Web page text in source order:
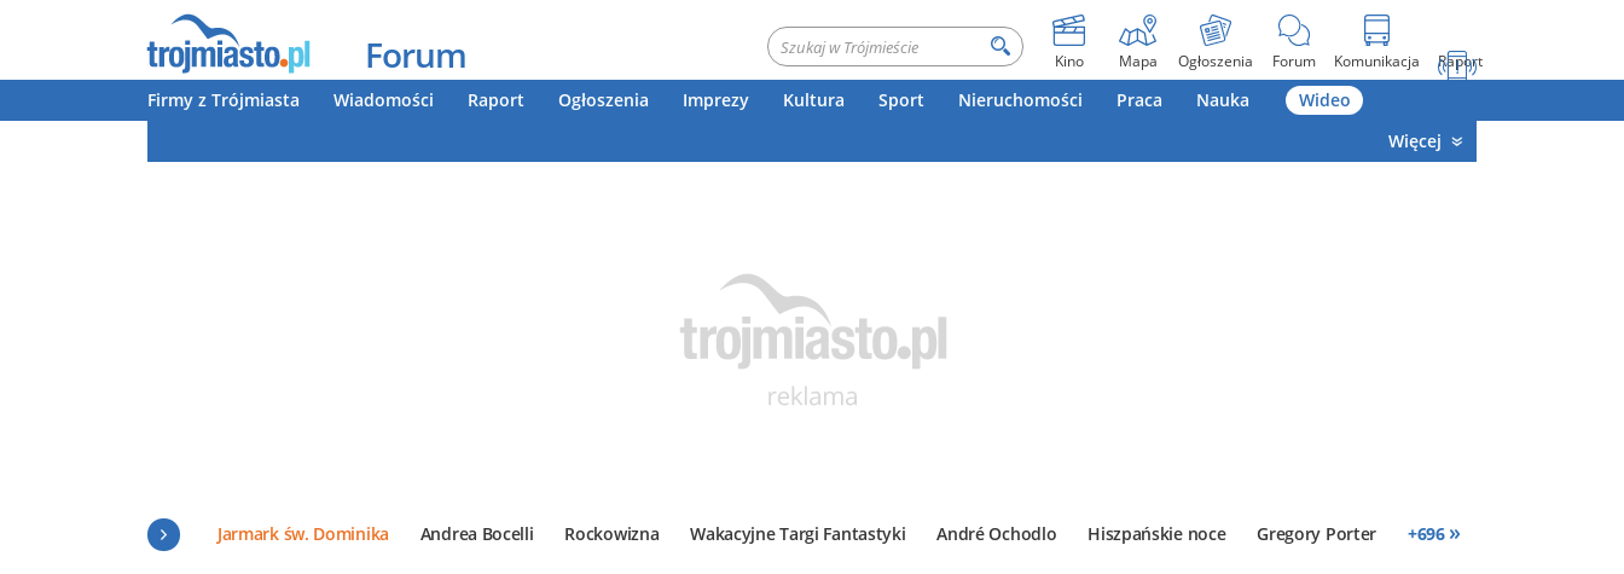
Forum Kino Mapa Ogłoszenia Forum Komunikacja Raport
Firmy z Trójmiasta Wiadomości Raport Ogłoszenia Imprezy Kultura Sport Nieruchomości Praca Nauka
Wideo
Więcej
Jarmark św. Dominika Andrea Bocelli Rockowizna Wakacyjne Targi Fantastyki André Ochodlo Hiszpańskie noce Gregory Porter +696 »